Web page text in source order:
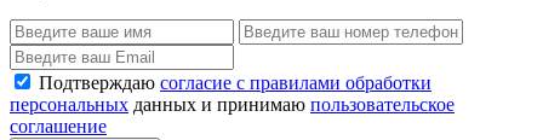
Подтверждаю согласие с правилами обработки
персональных данных и принимаю пользовательское
соглашение